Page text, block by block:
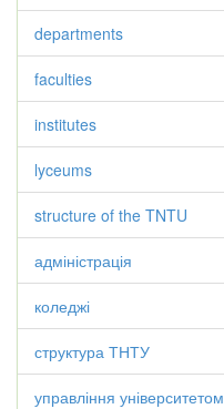
departments
faculties
institutes
lyceums
structure of the TNTU
адміністрація
коледжі
структура ТНТУ
управління університетом